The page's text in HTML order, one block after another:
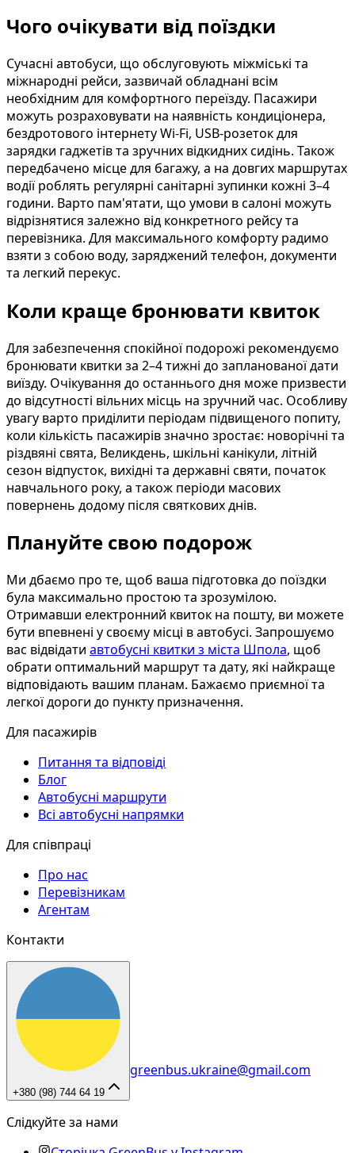
Чого очікувати від поїздки
Сучасні автобуси, що обслуговують міжміські та
міжнародні рейси, зазвичай обладнані всім
необхідним для комфортного переїзду. Пасажири
можуть розраховувати на наявність кондиціонера,
бездротового інтернету Wi-Fi, USB-розеток для
зарядки гаджетів та зручних відкидних сидінь. Також
передбачено місце для багажу, а на довгих маршрутах
водії роблять регулярні санітарні зупинки кожні 3–4
години. Варто пам'ятати, що умови в салоні можуть
відрізнятися залежно від конкретного рейсу та
перевізника. Для максимального комфорту радимо
взяти з собою воду, заряджений телефон, документи
та легкий перекус.
Коли краще бронювати квиток
Для забезпечення спокійної подорожі рекомендуємо
бронювати квитки за 2–4 тижні до запланованої дати
виїзду. Очікування до останнього дня може призвести
до відсутності вільних місць на зручний час. Особливу
увагу варто приділити періодам підвищеного попиту,
коли кількість пасажирів значно зростає: новорічні та
різдвяні свята, Великдень, шкільні канікули, літній
сезон відпусток, вихідні та державні святи, початок
навчального року, а також періоди масових
повернень додому після святкових днів.
Плануйте свою подорож
Ми дбаємо про те, щоб ваша підготовка до поїздки
була максимально простою та зрозумілою.
Отримавши електронний квиток на пошту, ви можете
бути впевнені у своєму місці в автобусі. Запрошуємо
вас відвідати автобусні квитки з міста Шпола, щоб
обрати оптимальний маршрут та дату, які найкраще
відповідають вашим планам. Бажаємо приємної та
легкої дороги до пункту призначення.
Для пасажирів
Питання та відповіді
Блог
Автобусні маршрути
Всі автобусні напрямки
Для співпраці
Про нас
Перевізникам
Агентам
Контакти
+380 (98) 744 64 19
greenbus.ukraine@gmail.com
Слідкуйте за нами